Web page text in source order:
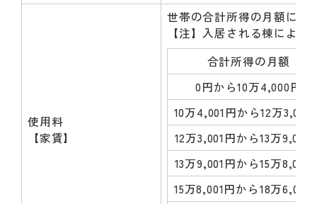
使用料
【家賃】
世帯の合計所得の月額に応
【注】入居される棟によ
合計所得の月額
0円から10万4,000円
10万4,001円から12万3,000
12万3,001円から13万9,000
13万9,001円から15万8,000
15万8,001円から18万6,000